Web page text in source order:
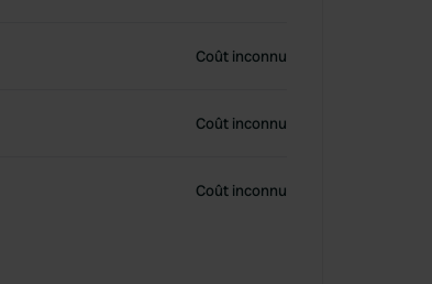
Coût inconnu
Coût inconnu
Coût inconnu